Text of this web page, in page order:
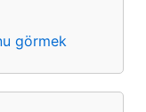
görmek